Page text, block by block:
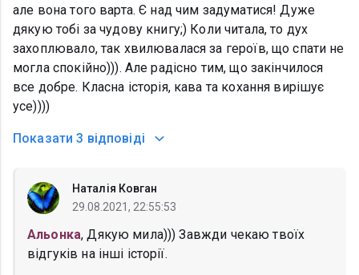
але вона того варта. Є над чим задуматися! Дуже
дякую тобі за чудову книгу;) Коли читала, то дух
захоплювало, так хвилювалася за героїв, що спати не
могла спокійно))). Але радісно тим, що закінчилося
все добре. Класна історія, кава та кохання вирішує
усе))))
Показати 3 відповіді
Наталія Ковган
29.08.2021, 22:55:53
Альонка, Дякую мила))) Завжди чекаю твоїх
відгуків на інші історії.